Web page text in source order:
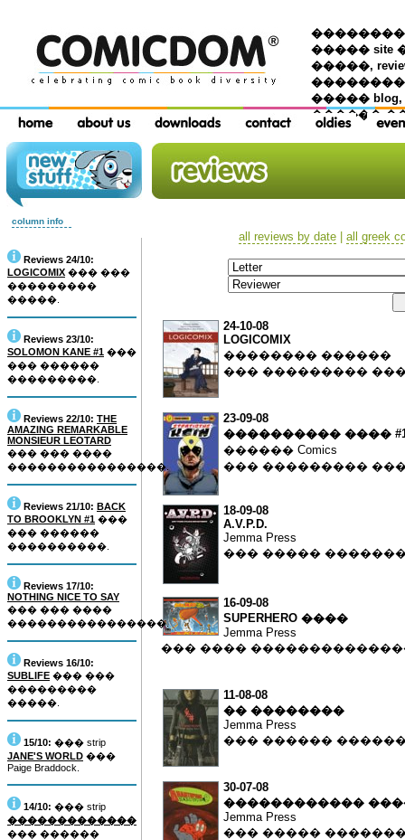
���������
����� site
�����,
����� blog,
������
column info
Reviews 24/10:
LOGICOMIX ��� ���
���������
�����.
Reviews 23/10:
SOLOMON KANE #1 ���
��� ������
���������.
Reviews 22/10: THE
AMAZING REMARKABLE
MONSIEUR LEOTARD
��� ��� ����
����������������.
Reviews 21/10: BACK
TO BROOKLYN #1 ���
��� ������
����������.
Reviews 17/10:
NOTHING NICE TO SAY
��� ��� ����
����������������.
Reviews 16/10:
SUBLIFE ��� ���
���������
�����.
15/10: ��� strip
JANE'S WORLD ���
Paige Braddock.
14/10: ��� strip
�������������
��� ������
all reviews by date all greek
24-10-08
LOGICOMIX
�������� ������
��� ���������
23-09-08
���������� ����
������ Comics
��� ���������
18-09-08
A.V.P.D.
Jemma Press
��� �����
16-09-08
SUPERHERO ����
Jemma Press
��� ����
11-08-08
�� ��������
Jemma Press
��� ������
30-07-08
������������
Jemma Press
��� �����